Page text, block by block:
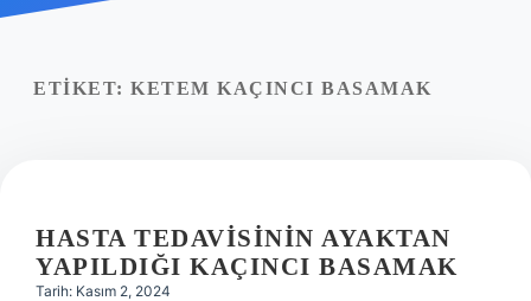
Yasal Uyarı
ETIKET: KETEM KAÇINCI BASAMAK
HASTA TEDAVISININ AYAKTAN
YAPILDIĞI KAÇINCI BASAMAK
Tarih: Kasım 2, 2024